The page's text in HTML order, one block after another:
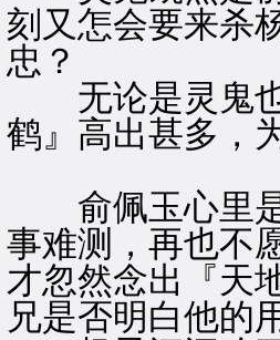
刻又怎会要来杀
忠？
无论是灵鬼也
鹤』高出甚多，
※
俞佩玉心里是
事难测，再也不
才忽然念出『天
兄是否明白他的